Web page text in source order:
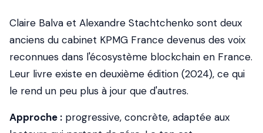
Claire Balva et Alexandre Stachtchenko sont deux
anciens du cabinet KPMG France devenus des voix
reconnues dans l'écosystème blockchain en France.
Leur livre existe en deuxième édition (2024), ce qui
le rend un peu plus à jour que d'autres.
Approche : progressive, concrète, adaptée aux